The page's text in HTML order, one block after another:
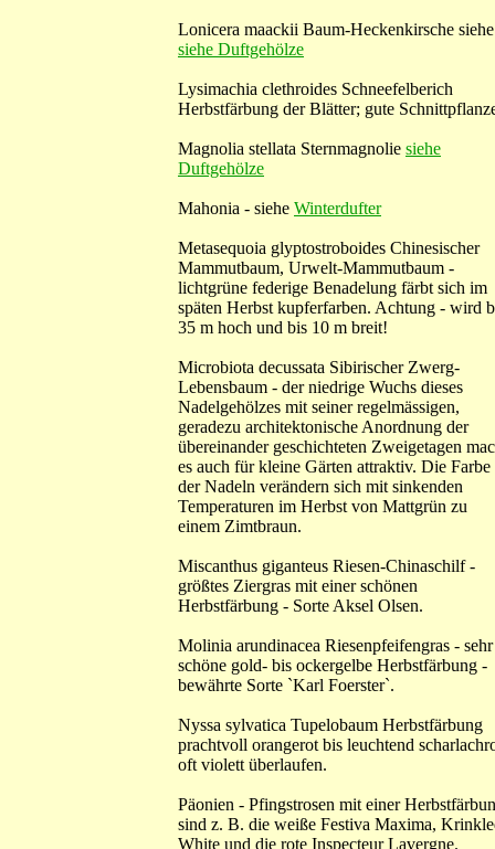
Lonicera maackii Baum-Heckenkirsche siehe
siehe Duftgehölze
Lysimachia clethroides Schneefelberich
Herbstfärbung der Blätter; gute
Magnolia stellata Sternmagnolie siehe
Duftgehölze
Mahonia - siehe Winterdufter
Metasequoia glyptostroboides Chinesischer
Mammutbaum, Urwelt-Mammutbaum -
lichtgrüne federige Benadelung färbt sich im
späten Herbst kupferfarben. Achtung - wird
35 m hoch und bis 10 m breit!
Microbiota decussata Sibirischer Zwerg-
Lebensbaum - der niedrige Wuchs dieses
Nadelgehölzes mit seiner regelmässigen,
geradezu architektonische Anordnung der
übereinander geschichteten Zweigetagen
es auch für kleine Gärten attraktiv. Die Farbe
der Nadeln verändern sich mit sinkenden
Temperaturen im Herbst von Mattgrün zu
einem Zimtbraun.
Miscanthus giganteus Riesen-Chinaschilf -
größtes Ziergras mit einer schönen
Herbstfärbung - Sorte Aksel Olsen.
Molinia arundinacea Riesenpfeifengras - sehr
schöne gold- bis ockergelbe Herbstfärbung -
bewährte Sorte `Karl Foerster`.
Nyssa sylvatica Tupelobaum Herbstfärbung
prachtvoll orangerot bis leuchtend
oft violett überlaufen.
Päonien - Pfingstrosen mit einer
sind z. B. die weiße Festiva Maxima,
White und die rote Inspecteur Lavergne.